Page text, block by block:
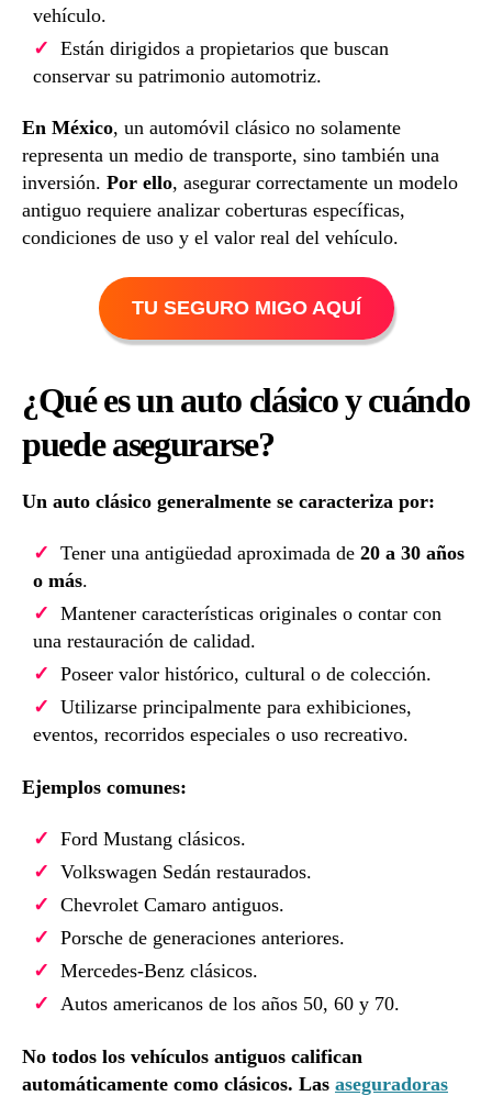
vehículo.
Están dirigidos a propietarios que buscan
conservar su patrimonio automotriz.
En México, un automóvil clásico no solamente
representa un medio de transporte, sino también una
inversión. Por ello, asegurar correctamente un modelo
antiguo requiere analizar coberturas específicas,
condiciones de uso y el valor real del vehículo.
TU SEGURO MIGO AQUÍ
¿Qué es un auto clásico y cuándo
puede asegurarse?
Un auto clásico generalmente se caracteriza por:
Tener una antigüedad aproximada de 20 a 30 años
o más.
Mantener características originales o contar con
una restauración de calidad.
Poseer valor histórico, cultural o de colección.
Utilizarse principalmente para exhibiciones,
eventos, recorridos especiales o uso recreativo.
Ejemplos comunes:
Ford Mustang clásicos.
Volkswagen Sedán restaurados.
Chevrolet Camaro antiguos.
Porsche de generaciones anteriores.
Mercedes-Benz clásicos.
Autos americanos de los años 50, 60 y 70.
No todos los vehículos antiguos califican
automáticamente como clásicos. Las aseguradoras